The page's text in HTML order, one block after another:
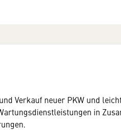
Verkauf neuer PKW und
in